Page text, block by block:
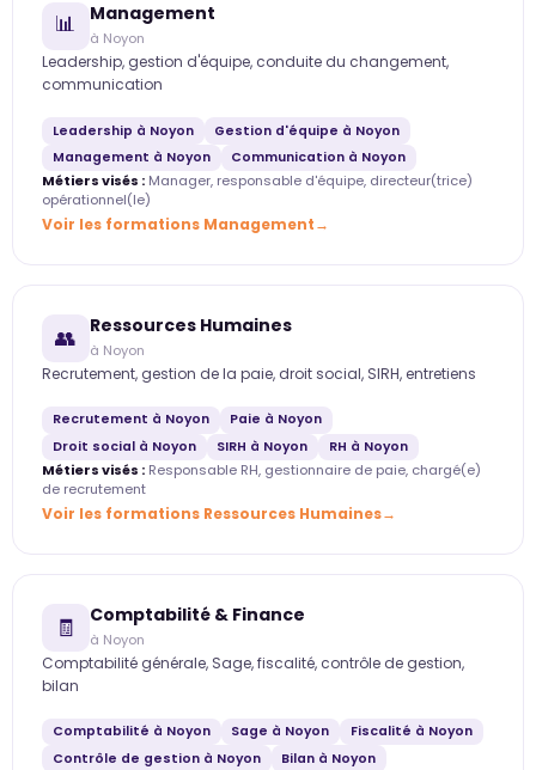
📊 Management
à Noyon
Leadership, gestion d'équipe, conduite du changement,
communication
Leadership à Noyon
Gestion d'équipe à Noyon
Management à Noyon
Communication à Noyon
Métiers visés : Manager, responsable d'équipe, directeur(trice)
opérationnel(le)
Voir les formations Management
👥 Ressources Humaines
à Noyon
Recrutement, gestion de la paie, droit social, SIRH, entretiens
Recrutement à Noyon
Paie à Noyon
Droit social à Noyon
SIRH à Noyon RH à Noyon
Métiers visés : Responsable RH, gestionnaire de paie, chargé(e)
de recrutement
Voir les formations Ressources Humaines
🧾 Comptabilité & Finance
à Noyon
Comptabilité générale, Sage, fiscalité, contrôle de gestion,
bilan
Comptabilité à Noyon Sage à Noyon
Fiscalité à Noyon
Contrôle de gestion à Noyon
Bilan à Noyon